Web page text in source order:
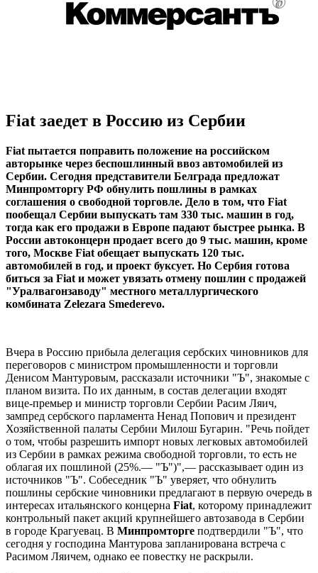
Fiat заедет в Россию из Сербии
Fiat пытается поправить положение на российском
авторынке через беспошлинный ввоз автомобилей из
Сербии. Сегодня представители Белграда предложат
Минпромторгу РФ обнулить пошлины в рамках
соглашения о свободной торговле. Дело в том, что Fiat
пообещал Сербии выпускать там 330 тыс. машин в год,
тогда как его продажи в Европе падают быстрее рынка. В
России автоконцерн продает всего до 9 тыс. машин, кроме
того, Москве Fiat обещает выпускать 120 тыс.
автомобилей в год, и проект буксует. Но Сербия готова
биться за Fiat и может увязать отмену пошлин с продажей
"Уралвагонзаводу" местного металлургического
комбината Zelezara Smederevo.
Вчера в Россию прибыла делегация сербских чиновников для
переговоров с министром промышленности и торговли
Денисом Мантуровым, рассказали источники "Ъ", знакомые с
планом визита. По их данным, в состав делегации входят
вице-премьер и министр торговли Сербии Расим Ляич,
зампред сербского парламента Ненад Попович и президент
Хозяйственной палаты Сербии Милош Бугарин. "Речь пойдет
о том, чтобы разрешить импорт новых легковых автомобилей
из Сербии в рамках режима свободной торговли, то есть не
облагая их пошлиной (25%.— "Ъ")",— рассказывает один из
источников "Ъ". Собеседник "Ъ" уверяет, что обнулить
пошлины сербские чиновники предлагают в первую очередь в
интересах итальянского концерна Fiat, которому принадлежит
контрольный пакет акций крупнейшего автозавода в Сербии
в городе Крагуевац. В Минпромторге подтвердили "Ъ", что
сегодня у господина Мантурова запланирована встреча с
Расимом Ляичем, однако ее повестку не раскрыли.